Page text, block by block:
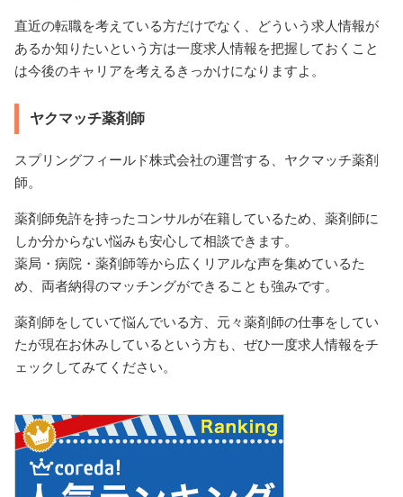
直近の転職を考えている方だけでなく、どういう求人情報が
あるか知りたいという方は一度求人情報を把握しておくこと
は今後のキャリアを考えるきっかけになりますよ。
ヤクマッチ薬剤師
スプリングフィールド株式会社の運営する、ヤクマッチ薬剤
師。
薬剤師免許を持ったコンサルが在籍しているため、薬剤師に
しか分からない悩みも安心して相談できます。
薬局・病院・薬剤師等から広くリアルな声を集めているた
め、両者納得のマッチングができることも強みです。
薬剤師をしていて悩んでいる方、元々薬剤師の仕事をしてい
たが現在お休みしているという方も、ぜひ一度求人情報をチ
ェックしてみてください。